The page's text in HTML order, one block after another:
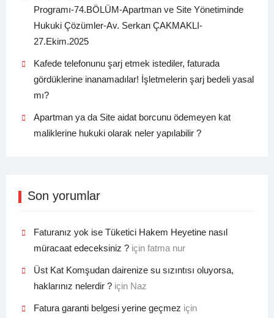
Programı-74.BÖLÜM-Apartman ve Site Yönetiminde
Hukuki Çözümler-Av. Serkan ÇAKMAKLI-
27.Ekim.2025
Kafede telefonunu şarj etmek istediler, faturada
gördüklerine inanamadılar! İşletmelerin şarj bedeli yasal
mı?
Apartman ya da Site aidat borcunu ödemeyen kat
maliklerine hukuki olarak neler yapılabilir ?
Son yorumlar
Faturanız yok ise Tüketici Hakem Heyetine nasıl
müracaat edeceksiniz ?için fatma nur
Üst Kat Komşudan dairenize su sızıntısı oluyorsa,
haklarınız nelerdir ?için Naz
Fatura garanti belgesi yerine geçmez için